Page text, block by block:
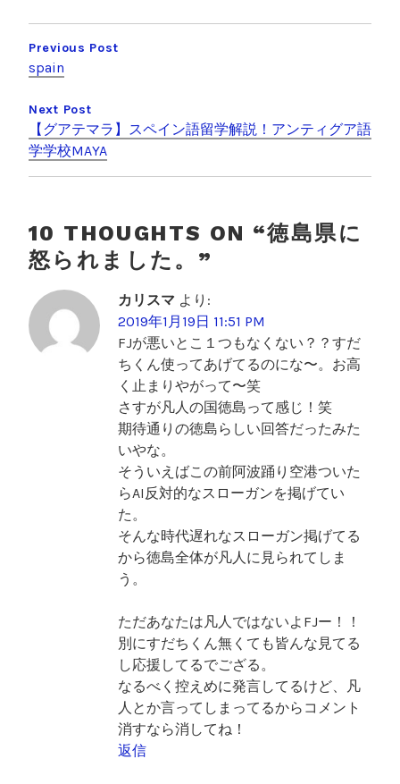
b
o
o
k
et
投
稿
ナ
ビ
ゲ
ー
ョ
ン
Previous Post
spain
Next Post
【グアテマラ】スペイン語留学解説！アンティグア語
学学校MAYA
10 THOUGHTS ON “徳島県に
怒られました。 ”
カリスマ より:
2019年1月19日 11:51 PM
FJが悪いとこ１つもなくない？？すだ
ちくん使ってあげてるのにな〜。お高
く止まりやがって〜笑
さすが凡人の国徳島って感じ！笑
期待通りの徳島らしい回答だったみた
いやな。
そういえばこの前阿波踊り空港ついた
らAI反対的なスローガンを掲げてい
た。
そんな時代遅れなスローガン掲げてる
から徳島全体が凡人に見られてしま
う。
ただあなたは凡人ではないよFJー！！
別にすだちくん無くても皆んな見てる
し応援してるでござる。
なるべく控えめに発言してるけど、凡
人とか言ってしまってるからコメント
消すなら消してね！
返信